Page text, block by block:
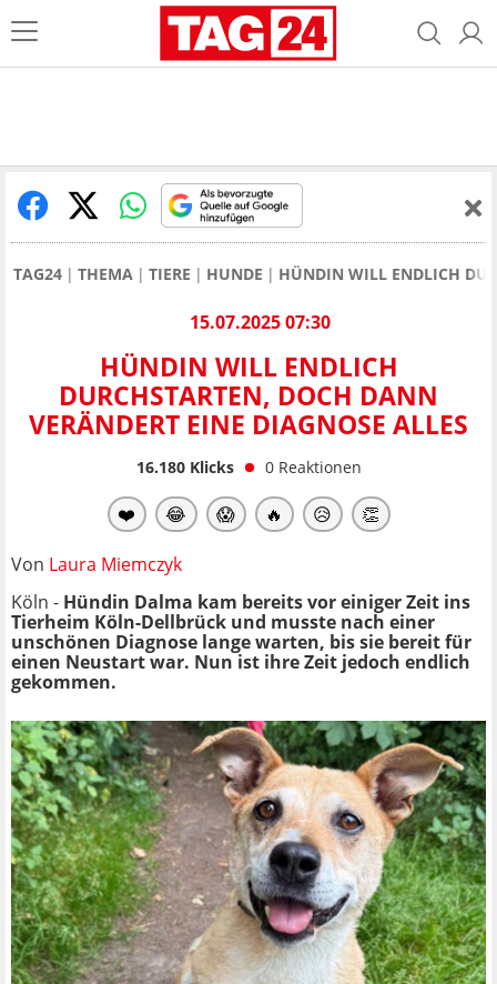
TAG24 THEMA TIERE HUNDE HÜNDIN WILL ENDLICH
15.07.2025 07:30
HÜNDIN WILL ENDLICH
DURCHSTARTEN, DOCH DANN
VERÄNDERT EINE DIAGNOSE ALLES
16.180Klicks 0 Reaktionen
❤️ 😂 😱 🔥 😥 👏
Von Laura Miemczyk
Köln - Hündin Dalma kam bereits vor einiger Zeit ins
Tierheim Köln-Dellbrück und musste nach einer
unschönen Diagnose lange warten, bis sie bereit für
einen Neustart war. Nun ist ihre Zeit jedoch endlich
gekommen.